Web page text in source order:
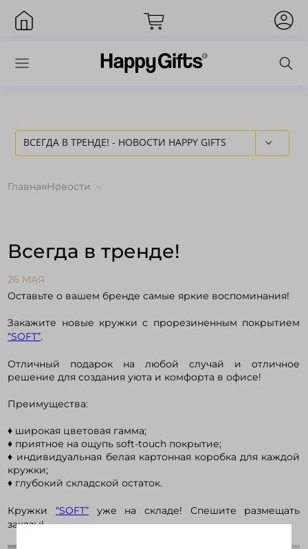
ВСЕГДА В ТРЕНДЕ! - НОВОСТИ HAPPY GIFTS
ГлавнаяНовости
Всегда в тренде!
26 МАЯ
Оставьте о вашем бренде самые яркие воспоминания!
Закажите новые кружки с прорезиненным покрытием
“SOFT”.
Отличный подарок на любой случай и отличное
решение для создания уюта и комфорта в офисе!
Преимущества:
♦ широкая цветовая гамма;
♦ приятное на ощупь soft-touch покрытие;
♦ индивидуальная белая картонная коробка для каждой
кружки;
♦ глубокий складской остаток.
Кружки “SOFT”уже на складе! Спешите размещать
заказы!
Вход
Запомнить меня Забыли пароль?